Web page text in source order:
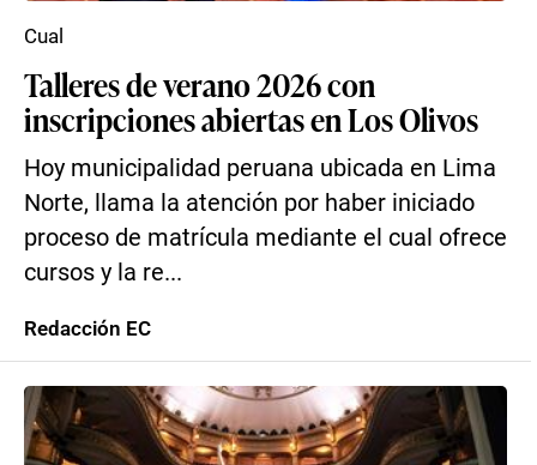
Talleres de verano 2026 con
inscripciones abiertas en Los Olivos
Hoy municipalidad peruana ubicada en Lima
Norte, llama la atención por haber iniciado
proceso de matrícula mediante el cual ofrece
cursos y la re...
Cual
Redacción EC